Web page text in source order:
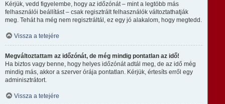
Kérjük, vedd figyelembe, hogy az időzónát – mint a legtöbb más
felhasználói beállítást – csak regisztrált felhasználók változtathatják
meg. Tehát ha még nem regisztráltál, ez egy jó alakalom, hogy megtedd.
Vissza a tetejére
Megváltoztattam az időzónát, de még mindig pontatlan az idő!
Ha biztos vagy benne, hogy helyes időzónát adtál meg, de az idő még
mindig más, akkor a szerver órája pontatlan. Kérjük, értesíts erről egy
adminisztrátort.
Vissza a tetejére